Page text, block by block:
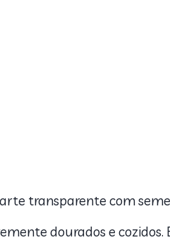
transparente com
dourados e cozidos.